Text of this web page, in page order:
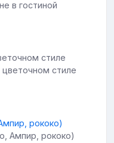
в гостиной
цветочном стиле
Ампир, рококо)